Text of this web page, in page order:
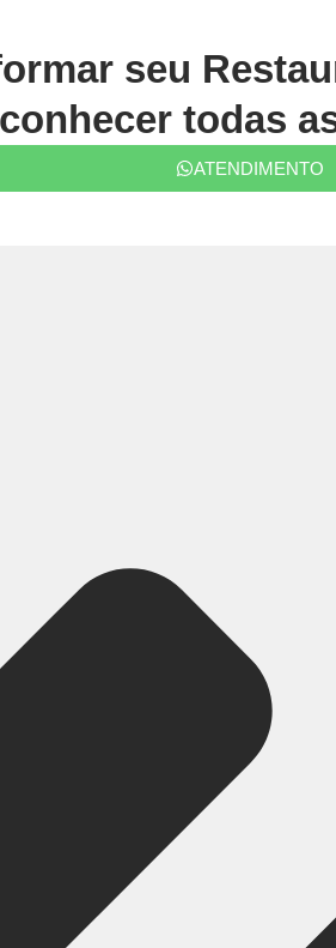
seu
todas
ATENDIMENTO